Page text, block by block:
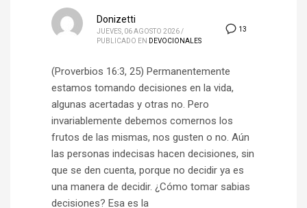
13
Donizetti
JUEVES, 06 AGOSTO 2026 /
PUBLICADO EN DEVOCIONALES
(Proverbios 16:3, 25) Permanentemente
estamos tomando decisiones en la vida,
algunas acertadas y otras no. Pero
invariablemente debemos comernos los
frutos de las mismas, nos gusten o no. Aún
las personas indecisas hacen decisiones, sin
que se den cuenta, porque no decidir ya es
una manera de decidir. ¿Cómo tomar sabias
decisiones? Esa es la